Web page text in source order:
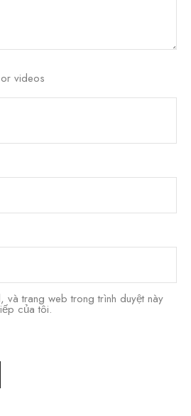
videos
và trang web trong trình duyệt này
của tôi.